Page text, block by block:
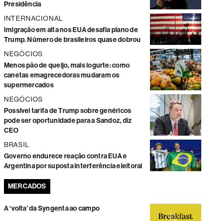
Presidência
INTERNACIONAL
Imigração em alta nos EUA desafia plano de
Trump. Número de brasileiros quase dobrou
NEGÓCIOS
Menos pão de queijo, mais iogurte: como
canetas emagrecedoras mudaram os
supermercados
NEGÓCIOS
Possível tarifa de Trump sobre genéricos
pode ser oportunidade para a Sandoz, diz
CEO
BRASIL
Governo endurece reação contra EUA e
Argentina por suposta interferência eleitoral
MERCADOS
A ‘volta’ da Syngenta ao campo